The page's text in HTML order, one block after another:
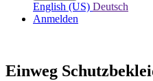
English (US) Deutsch
Anmelden
Einweg